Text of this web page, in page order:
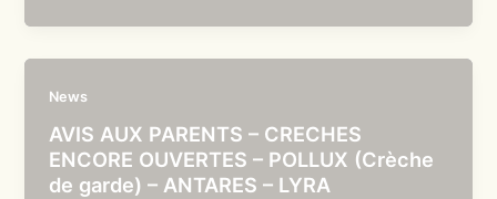
News
AVIS AUX PARENTS – CRECHES
ENCORE OUVERTES – POLLUX (Crèche
de garde) – ANTARES – LYRA